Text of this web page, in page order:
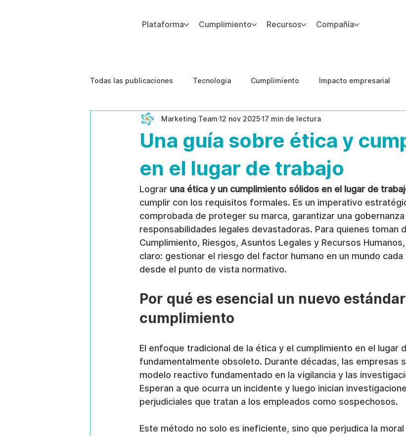
Plataforma Cumplimiento Recursos Compañía
Todas las publicaciones Tecnologia Cumplimiento Impacto empresarial
Estudios de caso Etica de IA Integridad del Capital Humano
Una guía sobre ética y
en el lugar de trabajo
Marketing Team 12 nov 202517 min de lectura
Lograr una ética y un cumplimiento sólidos en el lugar de
cumplir con los requisitos formales. Es un imperativo
comprobada de proteger su marca, garantizar una
responsabilidades legales devastadoras. Para quienes toman
Cumplimiento, Riesgos, Asuntos Legales y Recursos
claro: gestionar el riesgo del factor humano en un mundo
desde el punto de vista normativo.
Por qué es esencial un nuevo
cumplimiento
El enfoque tradicional de la ética y el cumplimiento en el lugar
fundamentalmente obsoleto. Durante décadas, las empresas
modelo reactivo fundamentado en la vigilancia y las
Esperan a que ocurra un incidente y luego inician
perjudiciales que tratan a los empleados como sospechosos.
Este método no solo es ineficiente, sino que perjudica la